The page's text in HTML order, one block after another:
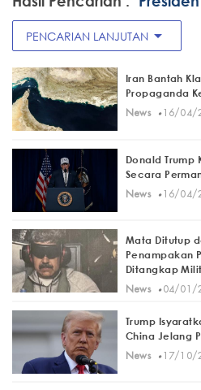
PENCARIAN LANJUTAN arrow_drop_down
Iran Bantah
Propaganda
News· 16/04/
Donald Trump
Secara
News· 16/04/
Mata Ditutup
Penampakan
Ditangkap
News· 04/01/
Trump
China Jelang
News· 17/10/